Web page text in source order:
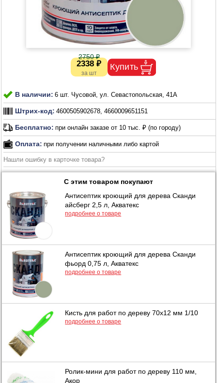
2338 ₽
2750 ₽
В наличии: 6 шт. Чусовой, ул. Севастопольская, 41А
Штрих-код: 4600505902678, 4660009651151
Бесплатно: при онлайн заказе от 10 тыс. ₽ (по городу)
Оплата: при получении наличными либо картой
Нашли ошибку в карточке товара?
С этим товаром покупают
Антисептик кроющий для дерева Сканди
айсберг 2,5 л, Акватекс
подробнее о товаре
Антисептик кроющий для дерева Сканди
фьорд 0,75 л, Акватекс
подробнее о товаре
Кисть для работ по дереву 70х12 мм 1/10
подробнее о товаре
Ролик-мини для работ по дереву 110 мм,
Акор